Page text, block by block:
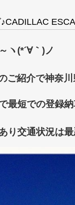
ヽ(*´∀｀)ノ
ご紹介で神奈
最短での登録
り交通状況は